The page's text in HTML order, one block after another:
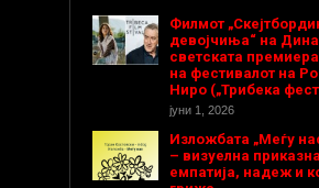
Филмот
девојчиња“ на
светската
на фестивалот на
Ниро („Трибека
јуни 1, 2026
Изложбата „Меѓу
– визуелна
емпатија, надеж и